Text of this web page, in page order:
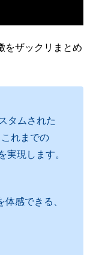
をザックリまとめ
タムされた
れまでの
実現します。
感できる、